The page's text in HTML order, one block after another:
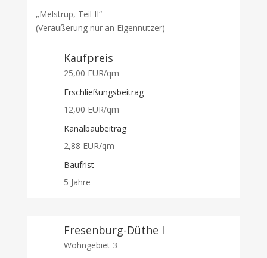
„Melstrup, Teil II“
(Veräußerung nur an Eigennutzer)
Kaufpreis
25,00 EUR/qm
Erschließungsbeitrag
12,00 EUR/qm
Kanalbaubeitrag
2,88 EUR/qm
Baufrist
5 Jahre
Fresenburg-Düthe I
Wohngebiet 3